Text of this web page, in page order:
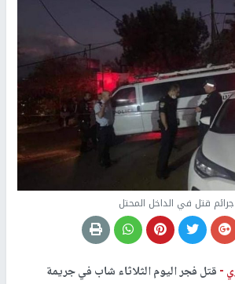
جرائم قتل في الداخل المحتل
-قتل فجر اليوم الثلاثاء شاب في جريمة